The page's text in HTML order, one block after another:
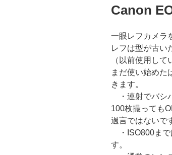
日:
Canon
一眼レフカメラ
レフは型が古い
（以前使用して
まだ使い始めた
きます。
・連射でバシ
100枚撮っても
過言ではないで
・ISO800まで
す。